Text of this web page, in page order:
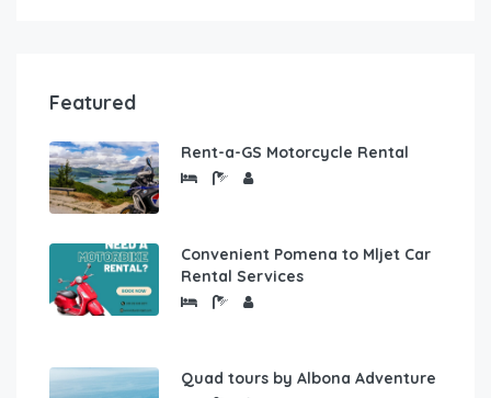
Featured
Rent-a-GS Motorcycle Rental
Convenient Pomena to Mljet Car
Rental Services
Quad tours by Albona Adventure